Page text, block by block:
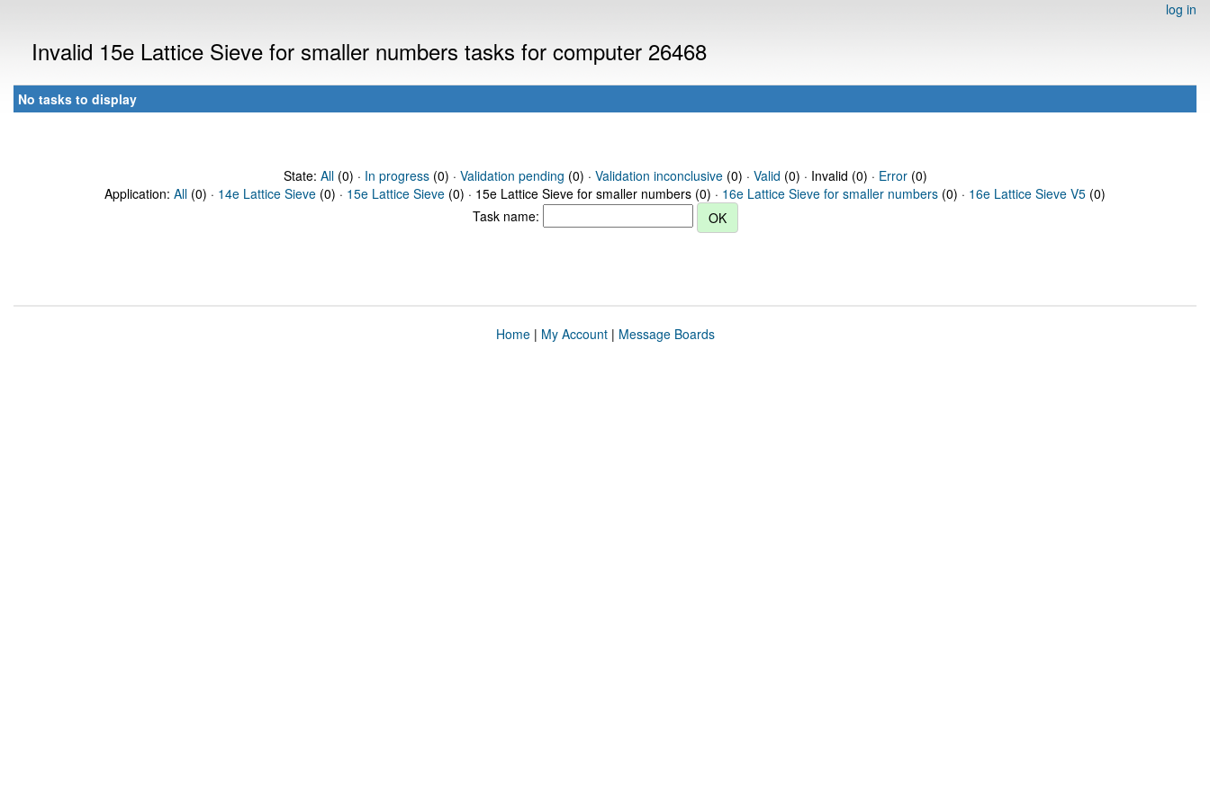
log in
Invalid 15e Lattice Sieve for smaller numbers tasks for computer 26468
No tasks to display
State: All(0) · In progress(0) · Validation pending (0) · Validation inconclusive(0) · Valid (0) · Invalid (0) · Error(0)
Application: All (0) · 14e Lattice Sieve (0) · 15e Lattice Sieve (0) · 15e Lattice Sieve for smaller numbers (0) · 16e Lattice Sieve for smaller numbers (0) · 16e Lattice Sieve V5 (0)
Task name:
Home| My Account| Message Boards